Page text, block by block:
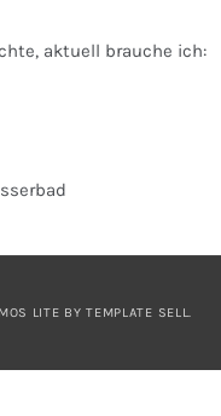
aktuell brauche ich:
LITE BYTEMPLATE SELL.